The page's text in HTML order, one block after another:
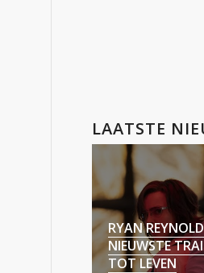
LAATSTE
RYAN
NIEUWSTE
TOT LEVEN